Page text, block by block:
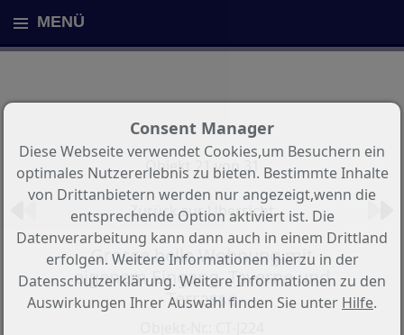
MENÜ
Objekt 21 von 31
Zurück zur Übersicht
Grosse helle Wohnung mit
eigenem Eingang, Taverne und
Terrasse
Consent Manager
Diese Webseite verwendet Cookies,um Besuchern ein
optimales Nutzererlebnis zu bieten. Bestimmte Inhalte
von Drittanbietern werden nur angezeigt,wenn die
entsprechende Option aktiviert ist. Die
Datenverarbeitung kann dann auch in einem Drittland
erfolgen. Weitere Informationen hierzu in der
Datenschutzerklärung. Weitere Informationen zu den
Auswirkungen Ihrer Auswahl finden Sie unter Hilfe.